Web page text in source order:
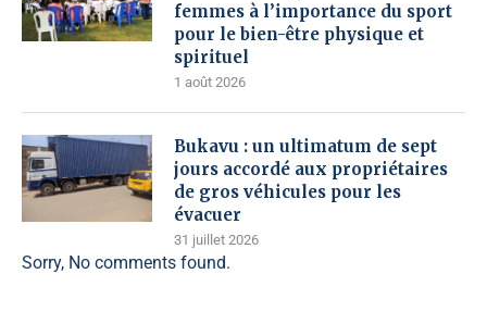
femmes à l’importance du sport
pour le bien-être physique et
spirituel
1 août 2026
Bukavu : un ultimatum de sept
jours accordé aux propriétaires
de gros véhicules pour les
évacuer
31 juillet 2026
Sorry, No comments found.